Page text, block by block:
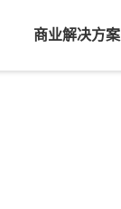
商业解决方案